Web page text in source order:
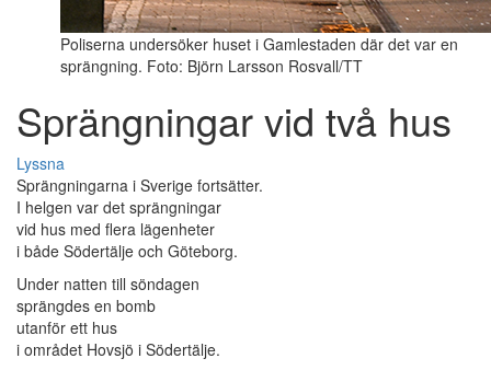
Poliserna undersöker huset i Gamlestaden där det var en
sprängning. Foto: Björn Larsson Rosvall/TT
Sprängningar vid två hus
Lyssna
Sprängningarna i Sverige fortsätter.
I helgen var det sprängningar
vid hus med flera lägenheter
i både Södertälje och Göteborg.
Under natten till söndagen
sprängdes en bomb
utanför ett hus
i området Hovsjö i Södertälje.